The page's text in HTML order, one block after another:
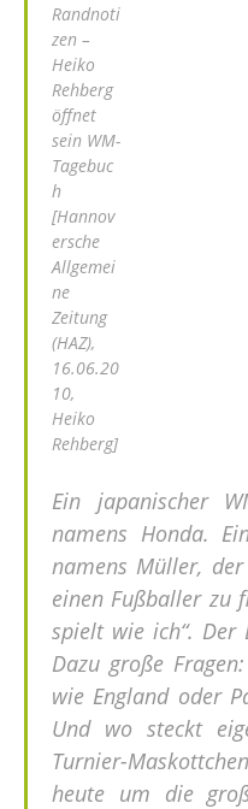
Randnoti
zen –
Heiko
Rehberg
öffnet
sein WM-
Tagebuc
h
[Hannov
ersche
Allgemei
ne
Zeitung
(HAZ),
16.06.20
10,
Heiko
Rehberg]
Ein japanischer
namens Honda.
namens Müller,
einen Fußballer zu
spielt wie ich“. Der
Dazu große
wie England oder
Und wo steckt
Turnier-
heute um die